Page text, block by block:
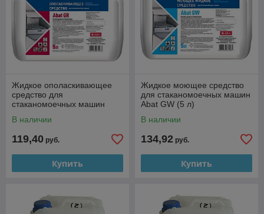
Жидкое ополаскивающее
средство для
стаканомоечных машин
В наличии
119,40 руб.
Купить
Жидкое моющее средство
для стаканомоечных машин
Abat GW (5 л)
В наличии
134,92 руб.
Купить